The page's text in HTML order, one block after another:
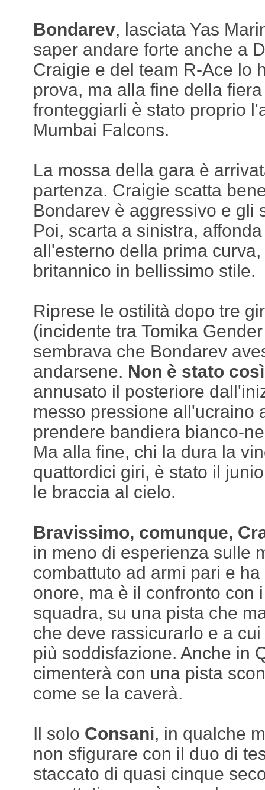
Bondarev, lasciata Yas
saper andare forte anche a
Craigie e del team R-Ace lo
prova, ma alla fine della
fronteggiarli è stato proprio
Mumbai Falcons.
La mossa della gara è
partenza. Craigie scatta
Bondarev è aggressivo e gli
Poi, scarta a sinistra,
all'esterno della prima
britannico in bellissimo stile.
Riprese le ostilità dopo tre
(incidente tra Tomika
sembrava che Bondarev
andarsene. Non è stato
annusato il posteriore
messo pressione all'ucraino
prendere bandiera bianco-
Ma alla fine, chi la dura la
quattordici giri, è stato il
le braccia al cielo.
Bravissimo, comunque,
in meno di esperienza sulle
combattuto ad armi pari e
onore, ma è il confronto con
squadra, su una pista che
che deve rassicurarlo e a
più soddisfazione. Anche in
cimenterà con una pista
come se la caverà.
Il solo Consani, in qualche
non sfigurare con il duo di
staccato di quasi cinque